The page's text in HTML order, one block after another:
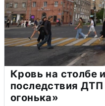
Кровь на столбе
последствия ДТП
огонька»